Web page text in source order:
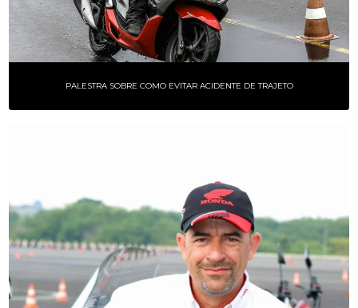
PALESTRA SOBRE COMO EVITAR ACIDENTE DE TRAJETO